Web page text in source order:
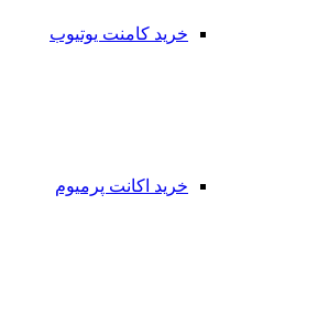
خرید کامنت یوتیوب
خرید اکانت پرمیوم